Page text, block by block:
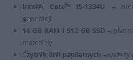
Intel® Core™ i5-1334U –
generacji
16 GB RAM i 512 GB SSD –
materiały
Czytnik linii papilarnych –